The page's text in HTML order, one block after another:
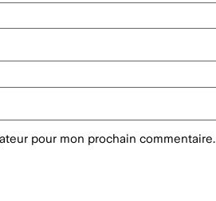
pour mon prochain commentaire.